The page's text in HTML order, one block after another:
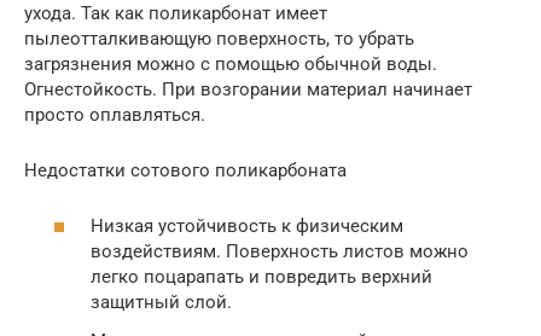
ухода. Так как поликарбонат имеет
пылеотталкивающую поверхность, то убрать
загрязнения можно с помощью обычной воды.
Огнестойкость. При возгорании материал начинает
просто оплавляться.
Недостатки сотового поликарбоната
Низкая устойчивость к физическим
воздействиям. Поверхность листов можно
легко поцарапать и повредить верхний
защитный слой.